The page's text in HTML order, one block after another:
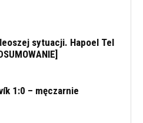
sytuacji. Hapoel Tel
1:0 – męczarnie